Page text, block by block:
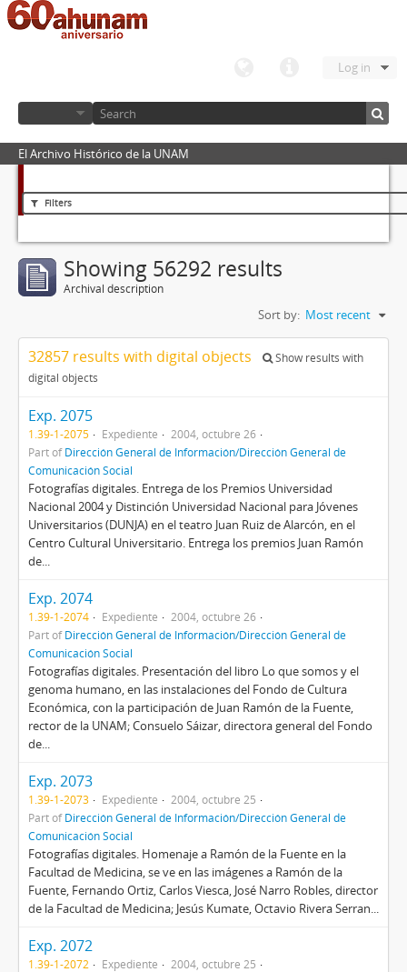
Log in
El Archivo Histórico de la UNAM
Filters
Showing 56292 results
Archival description
Sort by: Most recent
32857 results with digital objects
Show results with
digital objects
Exp. 2075
1.39-1-2075 Expediente
2004, octubre 26
Part ofDirección General de Información/Dirección General de
Comunicación Social
Fotografías digitales. Entrega de los Premios Universidad
Nacional 2004 y Distinción Universidad Nacional para Jóvenes
Universitarios (DUNJA) en el teatro Juan Ruiz de Alarcón, en el
Centro Cultural Universitario. Entrega los premios Juan Ramón
de...
Exp. 2074
1.39-1-2074 Expediente
2004, octubre 26
Part ofDirección General de Información/Dirección General de
Comunicación Social
Fotografías digitales. Presentación del libro Lo que somos y el
genoma humano, en las instalaciones del Fondo de Cultura
Económica, con la participación de Juan Ramón de la Fuente,
rector de la UNAM; Consuelo Sáizar, directora general del Fondo
de...
Exp. 2073
1.39-1-2073 Expediente
2004, octubre 25
Part ofDirección General de Información/Dirección General de
Comunicación Social
Fotografías digitales. Homenaje a Ramón de la Fuente en la
Facultad de Medicina, se ve en las imágenes a Ramón de la
Fuente, Fernando Ortiz, Carlos Viesca, José Narro Robles, director
de la Facultad de Medicina; Jesús Kumate, Octavio Rivera Serran...
Exp. 2072
1.39-1-2072 Expediente
2004, octubre 25